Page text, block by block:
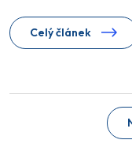
Celý článek